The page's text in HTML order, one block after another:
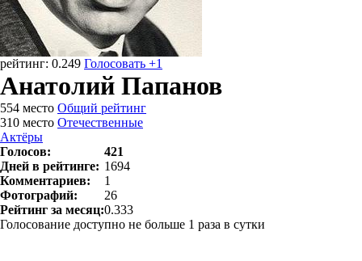
рейтинг: 0.249 Голосовать +1
Анатолий Папанов
554 место Общий рейтинг
310 место Отечественные
Актёры
Голосов:
421
Дней в рейтинге: 1694
Комментариев:
1
Фотографий:
26
Рейтинг за месяц:0.333
Голосование доступно не больше 1 раза в сутки